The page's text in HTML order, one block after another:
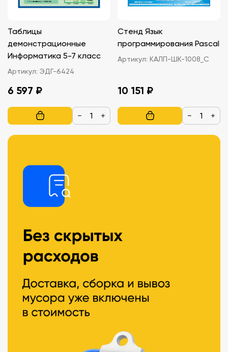
Таблицы
демонстрационные
Информатика 5-7 класс
Артикул: ЭДГ-6424
6 597 ₽
− +
Стенд Язык
программирования Pascal
Артикул: КАЛП-ШК-1008_С
10 151 ₽
− +